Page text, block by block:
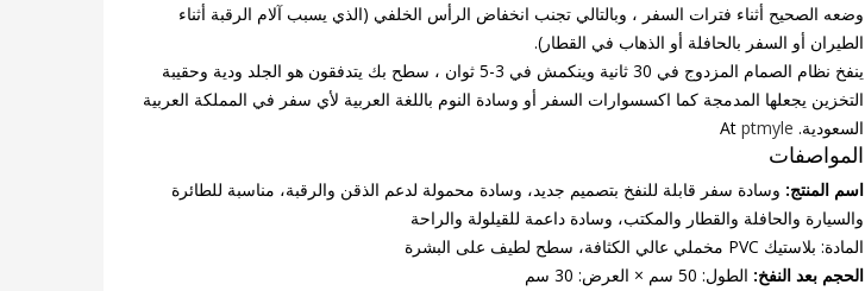
وضعه الصحيح أثناء فترات السفر ، وبالتالي تجنب انخفاض الرأس الخلفي (الذي يسبب آلام الرقبة أثناء
الطيران أو السفر بالحافلة أو الذهاب في القطار).
ينفخ نظام الصمام المزدوج في 30 ثانية وينكمش في 3-5 ثوان ، سطح بك يتدفقون هو الجلد ودية وحقيبة
التخزين يجعلها المدمجة كما اكسسوارات السفر أو وسادة النوم باللغة العربية لأي سفر في المملكة العربية
السعودية. At ptmyle
المواصفات
اسم المنتج: وسادة سفر قابلة للنفخ بتصميم جديد، وسادة محمولة لدعم الذقن والرقبة، مناسبة للطائرة
والسيارة والحافلة والقطار والمكتب، وسادة داعمة للقيلولة والراحة
المادة: بلاستيك PVC مخملي عالي الكثافة، سطح لطيف على البشرة
الحجم بعد النفخ: الطول: 50 سم × العرض: 30 سم